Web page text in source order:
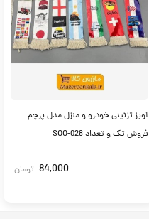
آویز تزئینی خودرو و منزل مدل پرچم
فروش‌ تک و تعداد SOO-028
84,000 تومان